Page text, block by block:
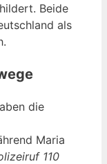
Beide
als
die
Maria
110